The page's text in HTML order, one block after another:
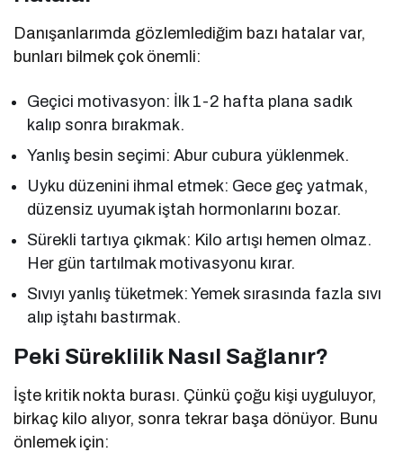
Danışanlarımda gözlemlediğim bazı hatalar var,
bunları bilmek çok önemli:
Geçici motivasyon: İlk 1-2 hafta plana sadık
kalıp sonra bırakmak.
Yanlış besin seçimi: Abur cubura yüklenmek.
Uyku düzenini ihmal etmek: Gece geç yatmak,
düzensiz uyumak iştah hormonlarını bozar.
Sürekli tartıya çıkmak: Kilo artışı hemen olmaz.
Her gün tartılmak motivasyonu kırar.
Sıvıyı yanlış tüketmek: Yemek sırasında fazla sıvı
alıp iştahı bastırmak.
Peki Süreklilik Nasıl Sağlanır?
İşte kritik nokta burası. Çünkü çoğu kişi uyguluyor,
birkaç kilo alıyor, sonra tekrar başa dönüyor. Bunu
önlemek için: